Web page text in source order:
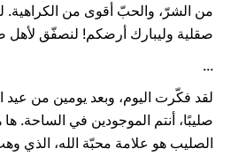
من الشرّ، والحبّ أقوى من الكراهية.
صقلية وليبارك أرضكم! لنصفّق لأهل
...
لقد فكّرت اليوم، وبعد يومين من عيد
صليبًا، أنتم الموجودين في الساحة.
الصليب هو علامة محبّة الله، الذي